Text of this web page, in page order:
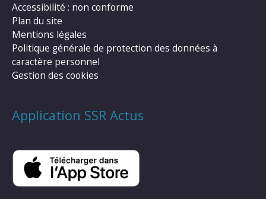
Accessibilité : non conforme
Plan du site
Mentions légales
Politique générale de protection des données à
caractère personnel
Gestion des cookies
Application SSR Actus